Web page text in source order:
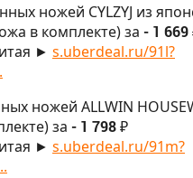
ножей CYLZYJ из
в комплекте) за - 1 669
► s.uberdeal.ru/91l?
ножей ALLWIN
за - 1 798 ₽
► s.uberdeal.ru/91m?